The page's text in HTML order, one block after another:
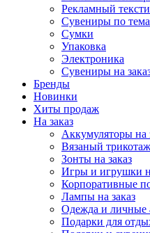
Рекламный
Сувениры по
Сумки
Упаковка
Электроника
Сувениры на
Бренды
Новинки
Хиты продаж
На заказ
Аккумуляторы на
Вязаный трикотаж
Зонты на заказ
Игры и игрушки
Корпоративные
Лампы на заказ
Одежда и личные
Подарки для